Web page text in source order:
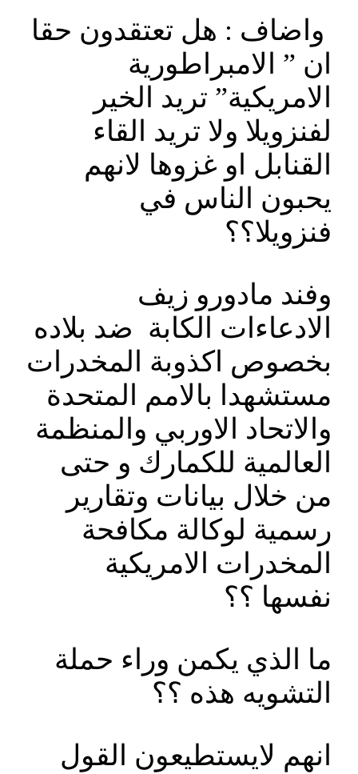
واضاف : هل تعتقدون حقا
ان ” الامبراطورية
الامريكية” تريد الخير
لفنزويلا ولا تريد القاء
القنابل او غزوها لانهم
يحبون الناس في
فنزويلا؟؟
وفند مادورو زيف
الادعاءات الكابة ضد بلاده
بخصوص اكذوبة المخدرات
مستشهدا بالامم المتحدة
والاتحاد الاوربي والمنظمة
العالمية للكمارك و حتى
من خلال بيانات وتقارير
رسمية لوكالة مكافحة
المخدرات الامريكية
نفسها ؟؟
ما الذي يكمن وراء حملة
التشويه هذه ؟؟
انهم لايستطيعون القول